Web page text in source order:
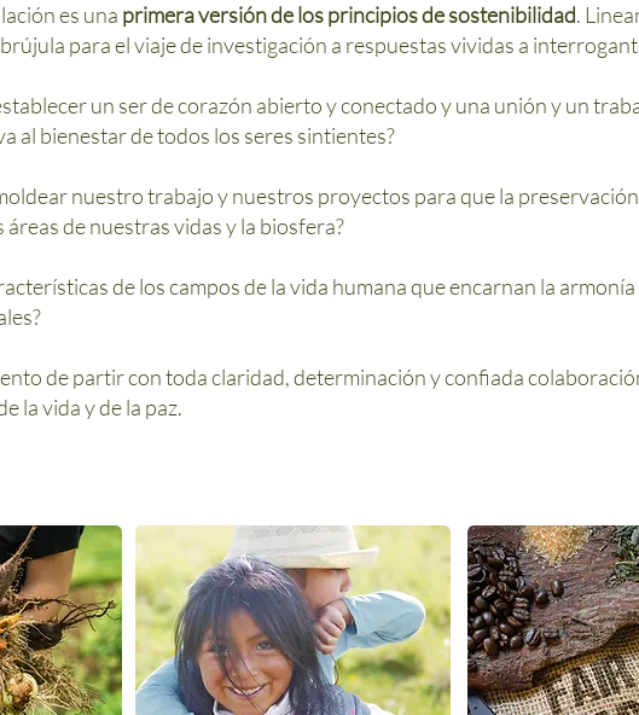
es una primera versión de los principios de sostenibilidad.
para el viaje de investigación a respuestas vividas a
un ser de corazón abierto y conectado y una unión y un
al bienestar de todos los seres sintientes?
nuestro trabajo y nuestros proyectos para que la
áreas de nuestras vidas y la biosfera?
de los campos de la vida humana que encarnan la
de partir con toda claridad, determinación y confiada
la vida y de la paz.